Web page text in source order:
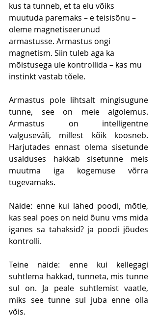
kus ta tunneb, et ta elu võiks
muutuda paremaks – e teisisõnu –
oleme magnetiseerunud
armastusse. Armastus ongi
magnetism. Siin tuleb aga ka
mõistusega üle kontrollida – kas mu
instinkt vastab tõele.
Armastus pole lihtsalt mingisugune
tunne, see on meie algolemus.
Armastus on intelligentne
valguseväli, millest kõik koosneb.
Harjutades ennast olema sisetunde
usalduses hakkab sisetunne meis
muutma iga kogemuse võrra
tugevamaks.
Näide: enne kui lähed poodi, mõtle,
kas seal poes on neid õunu vms mida
iganes sa tahaksid? ja poodi jõudes
kontrolli.
Teine näide: enne kui kellegagi
suhtlema hakkad, tunneta, mis tunne
sul on. Ja peale suhtlemist vaatle,
miks see tunne sul juba enne olla
võis.